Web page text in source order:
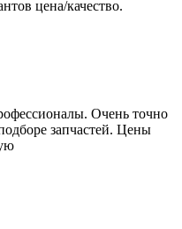
цена/качество.
Очень точно
запчастей. Цены